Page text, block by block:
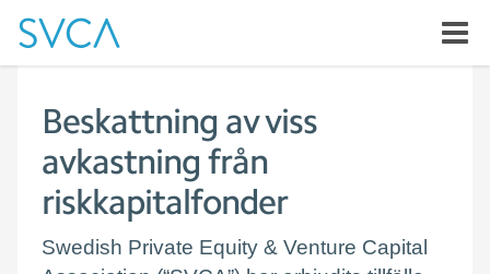
Beskattning av viss
avkastning från
riskkapitalfonder
Swedish Private Equity & Venture Capital